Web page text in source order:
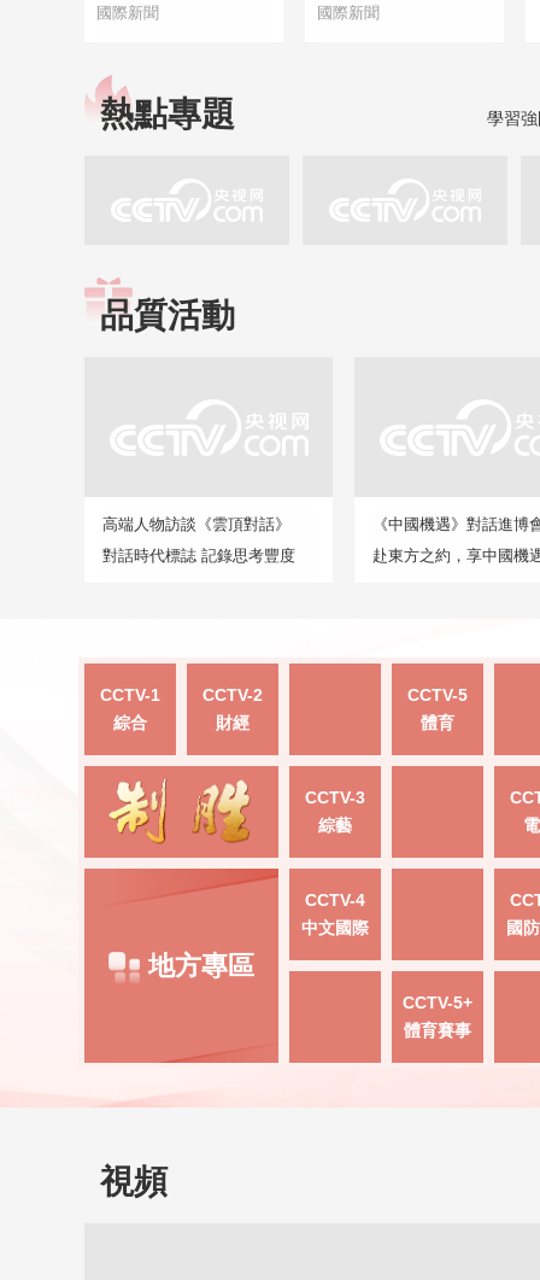
國際新聞 國際新聞
熱點專題 學習
品質活動
高端人物訪談《雲頂對話》
對話時代標誌 記錄思考豐度
《中國機遇》對話進博
赴東方之約，享中國機
CCTV-1
綜合
CCTV-2
財經
CCTV-5
體育
CCTV-3
綜藝
地方專區
CCTV-4
中文國際
國
CCTV-5+
體育賽事
視頻